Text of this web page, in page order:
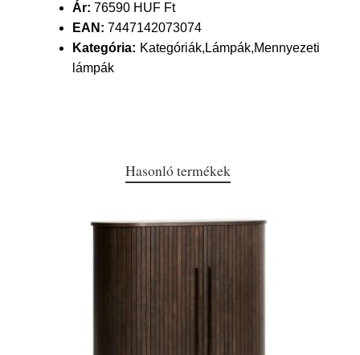
Ár: 76590 HUF Ft
EAN: 7447142073074
Kategória: Kategóriák,Lámpák,Mennyezeti
lámpák
Hasonló termékek